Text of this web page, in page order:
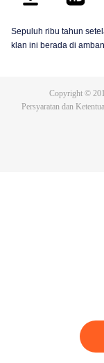
Sepuluh ribu tahun
klan ini berada di
Copyright ©
Persyaratan dan